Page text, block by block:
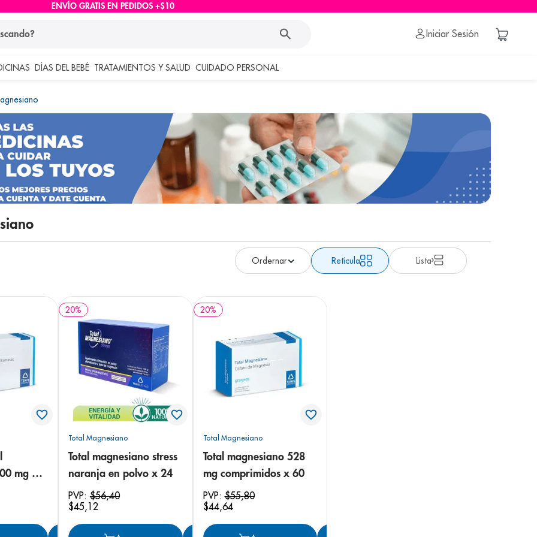
ENVÍO GRATIS EN PEDIDOS +$10
Iniciar Sesión
DÍAS DEL BEBÉ TRATAMIENTOS Y SALUD CUIDADO PERSONAL
Retícula Lista
mg x
20%
Total Magnesiano
Total magnesiano stress
naranja en polvo x 24
PVP:$56,40
$45,12
20%
Total Magnesiano
Total magnesiano 528
mg comprimidos x 60
PVP:$55,80
$44,64
buscados